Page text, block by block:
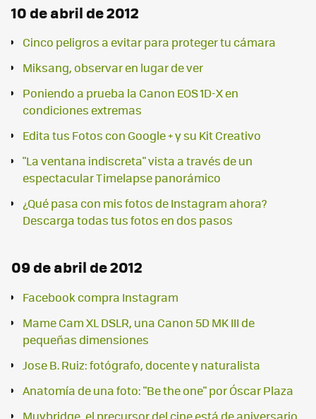
10 de abril de 2012
Cinco peligros a evitar para proteger tu cámara
Miksang, observar en lugar de ver
Poniendo a prueba la Canon EOS 1D-X en
condiciones extremas
Edita tus Fotos con Google + y su Kit Creativo
"La ventana indiscreta" vista a través de un
espectacular Timelapse panorámico
¿Qué pasa con mis fotos de Instagram ahora?
Descarga todas tus fotos en dos pasos
09 de abril de 2012
Facebook compra Instagram
Mame Cam XL DSLR, una Canon 5D MK III de
pequeñas dimensiones
Jose B. Ruiz: fotógrafo, docente y naturalista
Anatomía de una foto: "Be the one" por Óscar Plaza
Muybridge, el precursor del cine está de aniversario